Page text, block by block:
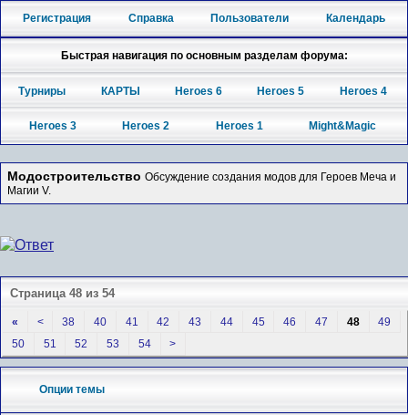
Регистрация Справка Пользователи Календарь
Быстрая навигация по основным разделам форума:
Турниры КАРТЫ Heroes 6 Heroes 5 Heroes 4
Heroes 3 Heroes 2 Heroes 1 Might&Magic
Модостроительство Обсуждение создания модов для Героев Меча и
Магии V.
Страница 48 из 54
« < 38 40 41 42 43 44 45 46 47 48
49
50
51 52 53 54 >
Опции темы